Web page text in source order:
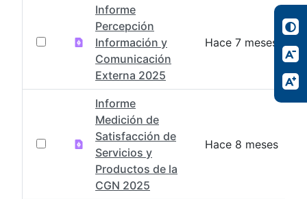
Informe
Percepción
Información y
Comunicación
Externa 2025
Hace 7 meses
Informe
Medición de
Satisfacción de
Servicios y
Productos de la
CGN 2025
Hace 8 meses